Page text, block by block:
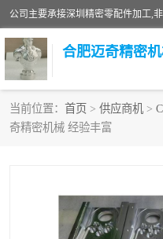
合肥迈奇精密
当前位置： 首页 > 供应商机 >
奇精密机械 经验丰富
铣床加工
家具零配件加工